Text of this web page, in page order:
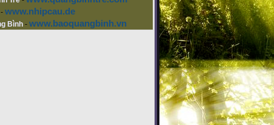
- www.nhipcau.de
Bình - www.baoquangbinh.vn